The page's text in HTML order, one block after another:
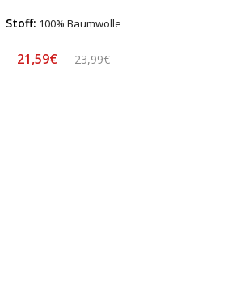
Stoff: 100% Baumwolle
21,59€ 23,99€